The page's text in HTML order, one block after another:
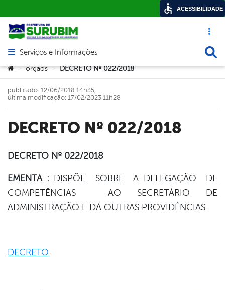
Acesso
Abrir menu principal de navegação
Serviços e Informações
Você está aqui:
> orgaos > DECRETO Nº 022/2018
DECRETO Nº 022/2018
publicado: 12/06/2018 14h35,
última modificação: 17/02/2023 11h28
DECRETO Nº 022/2018
EMENTA :DISPÕE SOBRE A DELEGAÇÃO DE
COMPETÊNCIAS AO SECRETÁRIO DE
ADMINISTRAÇÃO E DÁ OUTRAS PROVIDÊNCIAS.
DECRETO
ACESSIBILIDADE